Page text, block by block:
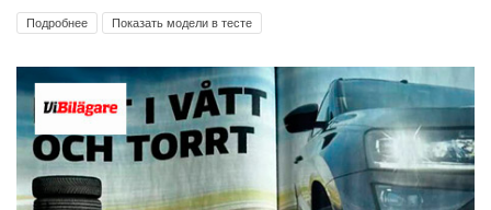
Подробнее Показать модели в тесте